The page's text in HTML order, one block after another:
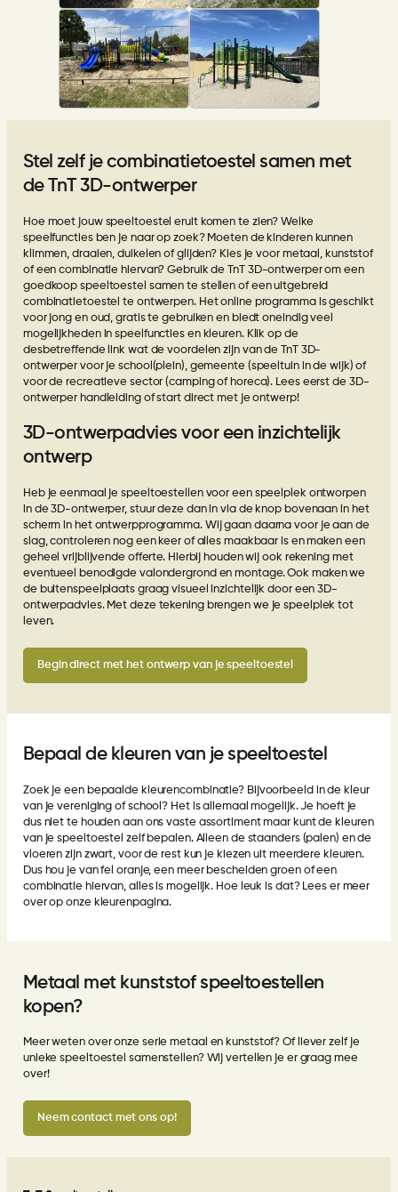
Stel zelf je combinatietoestel samen met
de TnT 3D-ontwerper
Hoe moet jouw speeltoestel eruit komen te zien? Welke
speelfuncties ben je naar op zoek? Moeten de kinderen kunnen
klimmen, draaien, duikelen of glijden? Kies je voor metaal, kunststof
of een combinatie hiervan? Gebruik deTnT 3D-ontwerperom een
goedkoop speeltoestel samen te stellen of een uitgebreid
combinatietoestel te ontwerpen. Het online programma is geschikt
voor jong en oud, gratis te gebruiken en biedt oneindig veel
mogelijkheden in speelfuncties en kleuren. Klik op de
desbetreffende link wat de voordelen zijn van de TnT 3D-
ontwerper voor jeschool (plein), gemeente (speeltuin in de wijk) of
voor derecreatieve sector (camping of horeca). Lees eerst de 3D-
ontwerper handleidingof start direct met je ontwerp!
3D-ontwerpadvies voor een inzichtelijk
ontwerp
Heb je eenmaal je speeltoestellen voor een speelplek ontworpen
in de 3D-ontwerper, stuur deze dan in via de knop bovenaan in het
scherm in het ontwerpprogramma. Wij gaan daarna voor je aan de
slag, controleren nog een keer of alles maakbaar is en maken een
geheel vrijblijvende offerte. Hierbij houden wij ook rekening met
eventueel benodigde valondergrond en montage. Ook maken we
de buitenspeelplaats graag visueel inzichtelijk door een3D-
ontwerpadvies. Met deze tekening brengen we je speelplek tot
leven.
Begin direct met het ontwerp van je speeltoestel
Bepaal de kleuren van je speeltoestel
Zoek je een bepaalde kleurencombinatie? Bijvoorbeeld in de kleur
van je vereniging of school? Het is allemaal mogelijk. Je hoeft je
dus niet te houden aan ons vaste assortiment maar kunt de kleuren
van je speeltoestel zelf bepalen. Alleen de staanders (palen) en de
vloeren zijn zwart, voor de rest kun je kiezen uit meerdere kleuren.
Dus hou je van fel oranje, een meer bescheiden groen of een
combinatie hiervan, alles is mogelijk. Hoe leuk is dat? Lees er meer
over op onze kleurenpagina.
Metaal met kunststof speeltoestellen
kopen?
Meer weten over onze serie metaal en kunststof? Of liever zelf je
unieke speeltoestel samenstellen? Wij vertellen je er graag mee
over!
Neem contact met ons op!